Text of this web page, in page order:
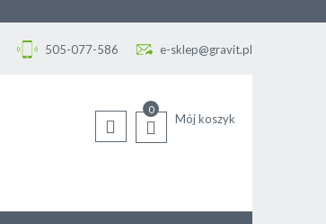
505-077-586 e-sklep@gravit.pl
Mój koszyk
0